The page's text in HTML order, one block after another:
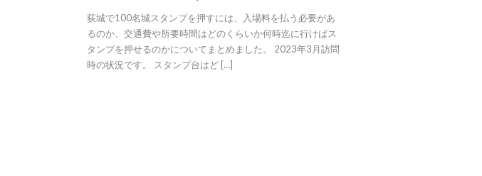
荻城で100名城スタンプを押すには、入場料を払う必要があ
るのか、交通費や所要時間はどのくらいか何時迄に行けばス
タンプを押せるのかについてまとめました。 2023年3月訪問
時の状況です。 スタンプ台はど […]